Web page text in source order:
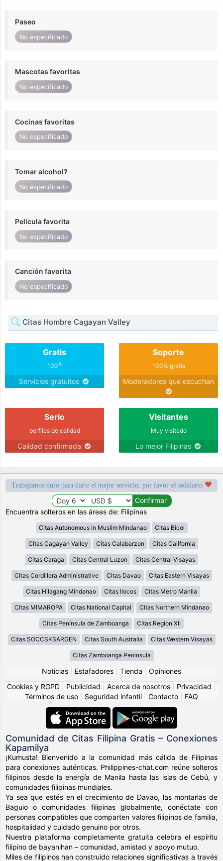
Paseo
No especificado
Mascotas favoritas
No especificado
Cocinas favoritas
No especificado
Tomar alcohol?
No especificado
Película favorita
No especificado
Canción favorita
No especificado
Citas Hombre Cagayan Valley
Gratis
100%
Servicios gratuitos
Soporte
100% gratis
Moderadores que escuchan
Serio
perfiles de calidad
Calidad confirmada
Visitantes
Muy visitado
Lo mejor Filipinas
Trabajamos duro para darte el mejor servicio, por favor sé solidario
Encuentra solteros en las áreas de: Filipinas
Citas Autonomous in Muslim Mindanao Citas Bicol
Citas Cagayan Valley Citas Calabarzon Citas California
Citas Caraga Citas Central Luzon Citas Central Visayas
Citas Cordillera Administrative Citas Davao Citas Eastern Visayas
Citas Hilagang Mindanao Citas Ilocos Citas Metro Manila
Citas MIMAROPA Citas National Capital Citas Northern Mindanao
Citas Península de Zamboanga Citas Region XII
Citas SOCCSKSARGEN Citas South Australia Citas Western Visayas
Citas Zamboanga Peninsula
Noticias Estafadores Tienda
Opiniones
Cookies y RGPD
Publicidad Acerca de nosotros Privacidad
Términos de uso
Seguridad infantil Contacto FAQ
Comunidad de Citas Filipina Gratis – Conexiones
Kapamilya
¡Kumusta! Bienvenido a la comunidad más cálida de Filipinas
para conexiones auténticas. Philippines-chat.com reúne solteros
filipinos desde la energía de Manila hasta las islas de Cebú, y
comunidades filipinas mundiales.
Ya sea que estés en el crecimiento de Davao, las montañas de
Baguio o comunidades filipinas globalmente, conéctate con
personas compatibles que comparten valores filipinos de familia,
hospitalidad y cuidado genuino por otros.
Nuestra plataforma completamente gratuita celebra el espíritu
filipino de bayanihan – comunidad, amistad y apoyo mutuo.
Miles de filipinos han construido relaciones significativas a través